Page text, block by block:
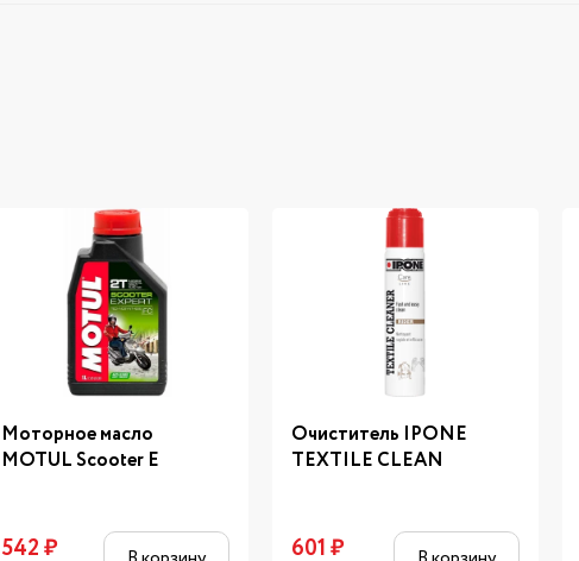
Моторное масло
MOTUL Scooter E
542₽
Очиститель IPONE
TEXTILE CLEAN
601₽